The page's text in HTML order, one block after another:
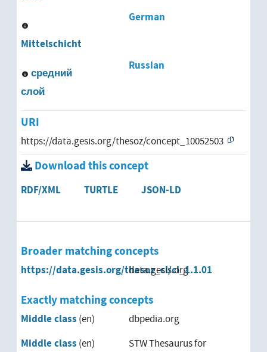
German
Mittelschicht
Russian
средний
слой
URI
https://data.gesis.org/thesoz/concept_10052503
Download this concept
RDF/XML TURTLE JSON-LD
Broader matching concepts
https://data.gesis.org/thesoz_cl/cl_1.1.01
data.gesis.org
Exactly matching concepts
Middle class (en) dbpedia.org
Middle class (en)
STW Thesaurus for